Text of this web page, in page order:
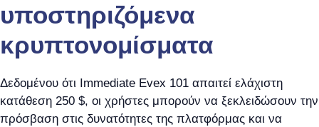
υποστηριζόμενα
κρυπτονομίσματα
Δεδομένου ότι Immediate Evex 101 απαιτεί ελάχιστη
κατάθεση 250 $, οι χρήστες μπορούν να ξεκλειδώσουν την
πρόσβαση στις δυνατότητες της πλατφόρμας και να